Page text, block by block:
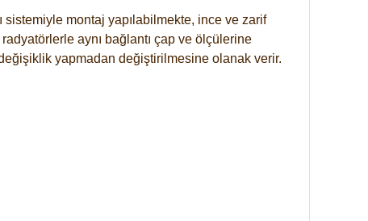
montaj yapılabilmekte, ince ve zarif
aynı bağlantı çap ve ölçülerine
yapmadan değiştirilmesine olanak verir.